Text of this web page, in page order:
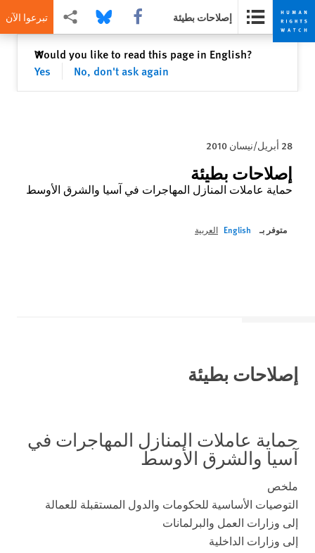
Skip
privacy
Skip
content
إصلاحات بطيئة Share this via Facebook
Share this via Bluesky
Share this via مشاركةتبرعوا الآن
Would you like to read this page in English?
Yes
No, don't ask again
✕إغلاق
28 أبريل/نيسان 2010
إصلاحات بطيئة
حماية عاملات المنازل المھاجرات في آسيا والشرق الأوسط
متوفر بـ English العربية
إصلاحات بطيئة
حماية عاملات المنازل المهاجرات في
آسيا والشرق الأوسط
ملخص
التوصيات الأساسية للحكومات والدول المستقبلة للعمالة
إلى وزارات العمل والبرلمانات
إلى وزارات الداخلية